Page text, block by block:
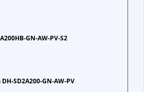
GN-AW-PV-S2
SD2A200-GN-AW-PV